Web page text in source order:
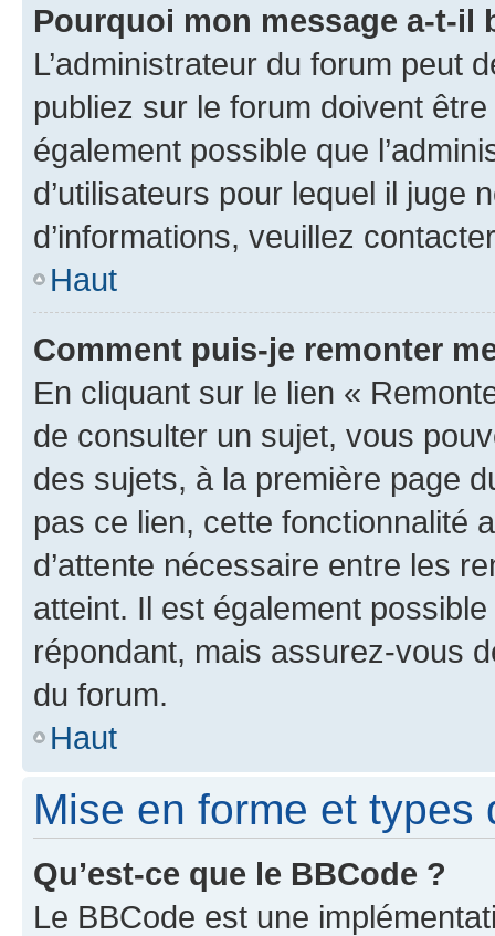
Pourquoi mon message a-t-il
L’administrateur du forum peut
publiez sur le forum doivent
également possible que
d’utilisateurs pour lequel il juge
d’informations, veuillez
Haut
Comment puis-je remonter
En cliquant sur le lien «
de consulter un sujet, vous
des sujets, à la première page
pas ce lien, cette fonctionnalité
d’attente nécessaire entre les
atteint. Il est également
répondant, mais assurez-vous
du forum.
Haut
Mise en forme et types
Qu’est-ce que le BBCode ?
Le BBCode est une